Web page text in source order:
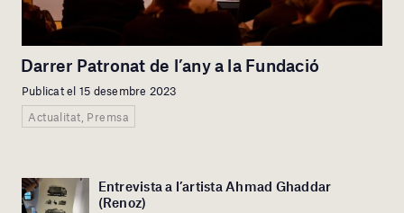
Darrer Patronat de l’any a la Fundació
Publicat el 15 desembre 2023
Actualitat, Premsa
Entrevista a l’artista Ahmad Ghaddar
(Renoz)